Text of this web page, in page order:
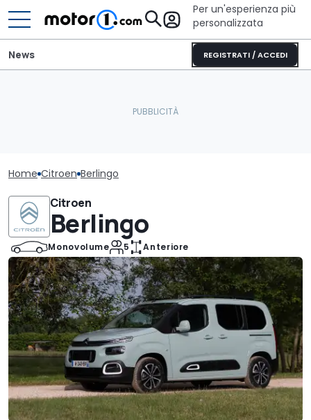
Per un'esperienza più
personalizzata
REGISTRATI / ACCEDI
News
Home Citroen Berlingo
Citroen
Berlingo
Monovolume 5 Anteriore